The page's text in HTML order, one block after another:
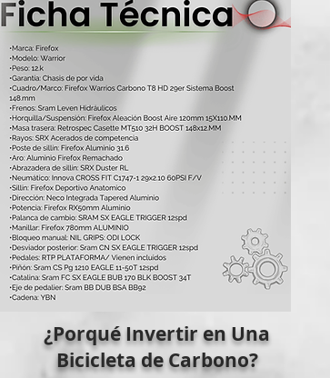
¿Porqué Invertir en Una
Bicicleta de Carbono?